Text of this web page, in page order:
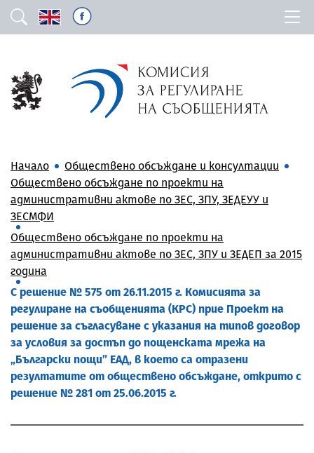
Начало
Обществено обсъждане и консултации
Обществено обсъждане по проекти на
административни актове по ЗЕС, ЗПУ, ЗЕДЕУУ и
ЗЕСМФИ
Обществено обсъждане по проекти на
административни актове по ЗЕС, ЗПУ и ЗЕДЕП за 2015
година
С решение № 575 от 26.11.2015 г. Комисията за
регулиране на съобщенията (КРС) прие Проект на
решение за съгласуване с указания на типов договор
за условия за достъп до пощенската мрежа на
„Български пощи” ЕАД, в което са отразени
резултатите от обществено обсъждане, открито с
решение № 281 от 25.06.2015 г.